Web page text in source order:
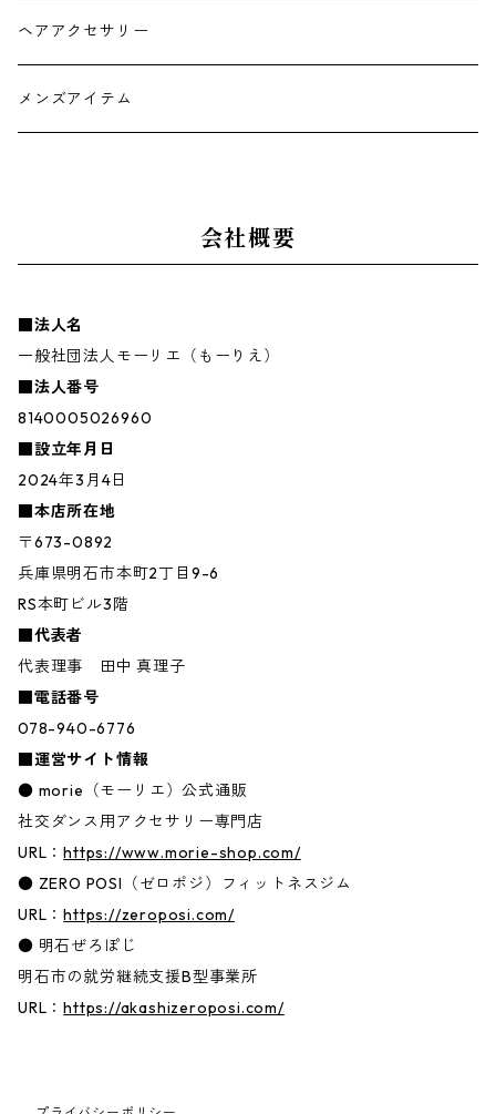
ヘアアクセサリー
メンズアイテム
会社概要
■法人名
一般社団法人モーリエ（もーりえ）
■法人番号
8140005026960
■設立年月日
2024年3月4日
■本店所在地
〒673-0892
兵庫県明石市本町2丁目9-6
RS本町ビル3階
■代表者
代表理事 田中 真理子
■電話番号
078-940-6776
■運営サイト情報
● morie（モーリエ）公式通販
社交ダンス用アクセサリー専門店
URL：https://www.morie-shop.com/
● ZERO POSI（ゼロポジ）フィットネスジム
URL：https://zeroposi.com/
● 明石ぜろぽじ
明石市の就労継続支援B型事業所
URL：https://akashizeroposi.com/